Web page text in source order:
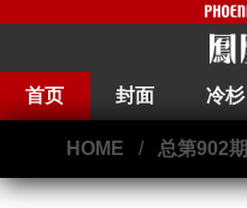
首页 封面 冷杉
HOME / 总第902期